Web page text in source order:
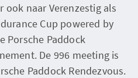
ook naar Verenzestig als
Cup powered by
Porsche Paddock
De 996 meeting is
Paddock Rendezvous.